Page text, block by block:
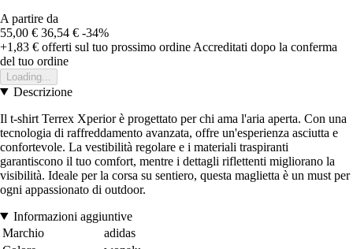
A partire da
55,00 € 36,54 € -34%
+1,83 € offerti sul tuo prossimo ordine Accreditati dopo la conferma
del tuo ordine
Loading...
Descrizione
Il t-shirt Terrex Xperior è progettato per chi ama l'aria aperta. Con una
tecnologia di raffreddamento avanzata, offre un'esperienza asciutta e
confortevole. La vestibilità regolare e i materiali traspiranti
garantiscono il tuo comfort, mentre i dettagli riflettenti migliorano la
visibilità. Ideale per la corsa su sentiero, questa maglietta è un must per
ogni appassionato di outdoor.
Informazioni aggiuntive
Marchio
adidas